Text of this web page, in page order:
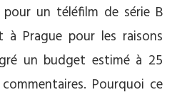
un téléfilm de série B
Prague pour les raisons
un budget estimé à 25
Pourquoi ce